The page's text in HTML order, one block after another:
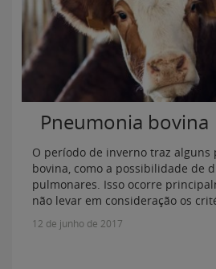
Pneumonia bovina
O período de inverno traz alguns
bovina, como a possibilidade de
pulmonares. Isso ocorre
não levar em consideração os
12 de junho de 2017